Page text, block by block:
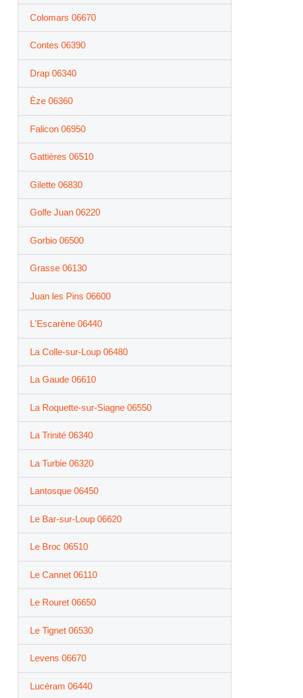
Colomars 06670
Contes 06390
Drap 06340
Èze 06360
Falicon 06950
Gattières 06510
Gilette 06830
Golfe Juan 06220
Gorbio 06500
Grasse 06130
Juan les Pins 06600
L'Escarène 06440
La Colle-sur-Loup 06480
La Gaude 06610
La Roquette-sur-Siagne 06550
La Trinité 06340
La Turbie 06320
Lantosque 06450
Le Bar-sur-Loup 06620
Le Broc 06510
Le Cannet 06110
Le Rouret 06650
Le Tignet 06530
Levens 06670
Lucéram 06440